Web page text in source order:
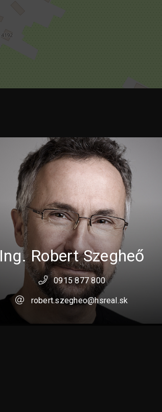
Ing. Robert Szegheő
0915 877 800
robert.szegheo@hsreal.sk